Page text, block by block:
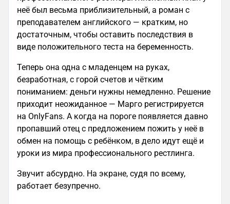
неё был весьма приблизительный, а роман с
преподавателем английского — кратким, но
достаточным, чтобы оставить последствия в
виде положительного теста на беременность.
Теперь она одна с младенцем на руках,
безработная, с горой счетов и чётким
пониманием: деньги нужны немедленно. Решение
приходит неожиданное — Марго регистрируется
на OnlyFans. А когда на пороге появляется давно
пропавший отец с предложением пожить у неё в
обмен на помощь с ребёнком, в дело идут ещё и
уроки из мира профессионального рестлинга.
Звучит абсурдно. На экране, судя по всему,
работает безупречно.